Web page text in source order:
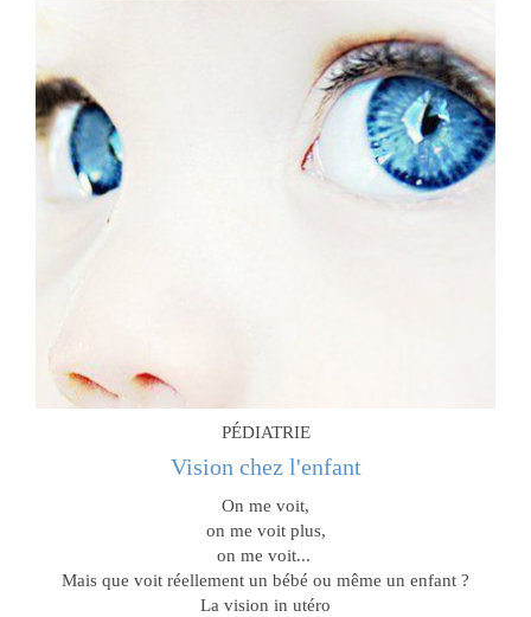
PÉDIATRIE
Vision chez l'enfant
On me voit,
on me voit plus,
on me voit...
Mais que voit réellement un bébé ou même un enfant ?
La vision in utéro